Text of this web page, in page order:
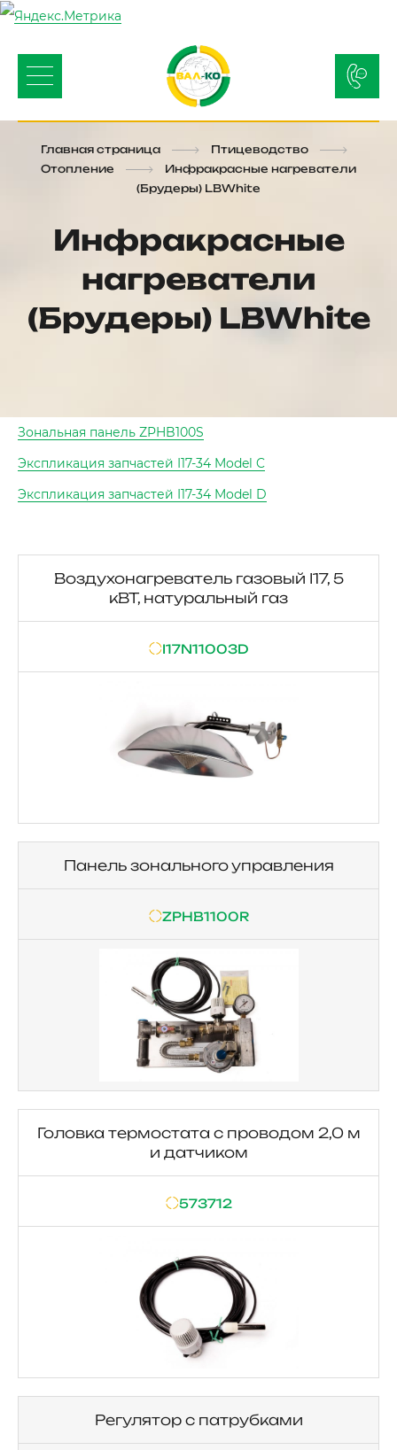
Главная страница
Птицеводство
Отопление
Инфракрасные нагреватели
(Брудеры) LBWhite
Инфракрасные
нагреватели
(Брудеры) LBWhite
Зональная панель ZPHB100S
Экспликация запчастей I17-34 Model C
Экспликация запчастей I17-34 Model D
Воздухонагреватель газовый I17, 5
кВТ, натуральный газ
I17N11003D
Панель зонального управления
ZPHB1100R
Головка термостата с проводом 2,0 м
и датчиком
573712
Регулятор с патрубками